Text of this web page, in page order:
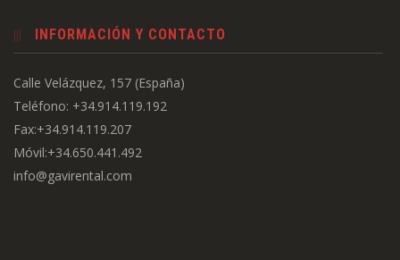
INFORMACIÓN Y CONTACTO
Calle Velázquez, 157 (España)
Teléfono: +34.914.119.192
Fax:+34.914.119.207
Móvil:+34.650.441.492
info@gavirental.com